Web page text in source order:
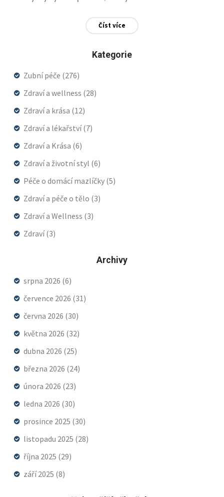
Číst více
Kategorie
Zubní péče (276)
Zdraví a wellness (28)
Zdraví a krása (12)
Zdraví a lékařství(7)
Zdraví a Krása (6)
Zdraví a životní styl (6)
Péče o domácí mazlíčky (5)
Zdraví a péče o tělo (3)
Zdraví a Wellness (3)
Zdraví(3)
Archivy
srpna 2026 (6)
července 2026 (31)
června 2026 (30)
května 2026 (32)
dubna 2026 (25)
března 2026 (24)
února 2026 (23)
ledna 2026 (30)
prosince 2025 (30)
listopadu 2025 (28)
října 2025 (29)
září 2025 (8)